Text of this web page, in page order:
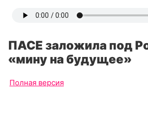
ПАСЕ заложила под
«мину на будущее»
Полная версия